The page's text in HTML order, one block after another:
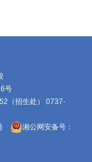
号
（招生处） 0737-
湘公网安备号：